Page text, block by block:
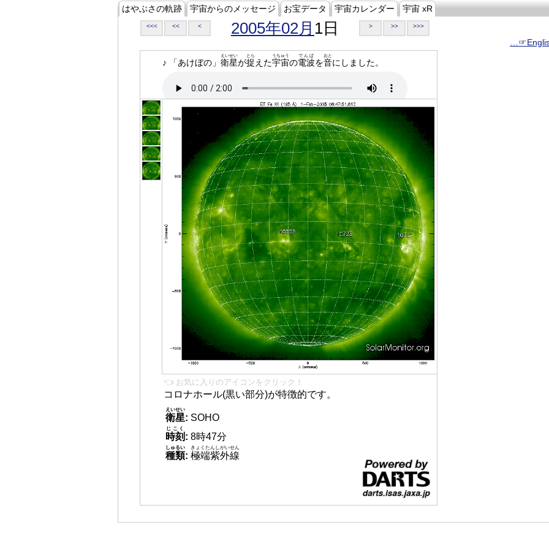
はやぶさの軌跡 宇宙からのメッセージ お宝データ 宇宙カレンダー 宇宙 xR
<<< << < 2005年02月 1日 > >> >>>
♪ 「あけぼの」 衛星
えいせい
が捉
とら
えた宇宙
うちゅう
の電波
でんぱ
を音
おと
にしました。
👈 お気に入りのアイコンをクリック！
コロナホール(黒い部分)が特徴的です。
衛星
えいせい
: SOHO
時刻
じこく
: 8時47分
種類
しゅるい
: 極端紫外線
きょくたんしがいせん